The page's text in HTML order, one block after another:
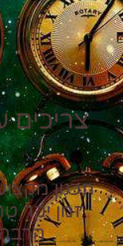
צריכים
תכנון
זמן יקר